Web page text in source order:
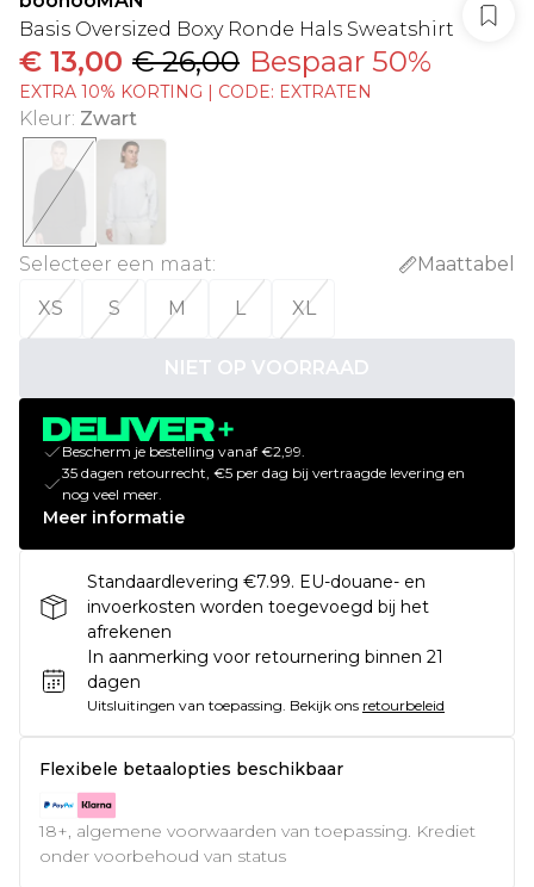
Basis Oversized Boxy Ronde Hals Sweatshirt
€ 13,00 € 26,00 Bespaar 50%
EXTRA 10% KORTING | CODE: EXTRATEN
Kleur: Zwart
Selecteer een maat:
Maattabel
XS
S M L XL
NIET OP VOORRAAD
Bescherm je bestelling vanaf €2,99.
35 dagen retourrecht, €5 per dag bij vertraagde levering en
nog veel meer.
Meer informatie
Standaardlevering €7.99. EU-douane- en
invoerkosten worden toegevoegd bij het
afrekenen
In aanmerking voor retournering binnen 21
dagen
Uitsluitingen van toepassing. Bekijk ons retourbeleid
Flexibele betaalopties beschikbaar
18+, algemene voorwaarden van toepassing. Krediet
onder voorbehoud van status